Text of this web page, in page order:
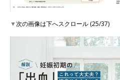
▼次の画像は下へスクロール (25/37)